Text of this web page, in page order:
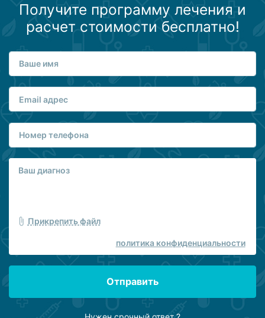
Получите программу лечения и
расчет стоимости бесплатно!
Прикрепить файл
политика конфиденциальности
Отправить